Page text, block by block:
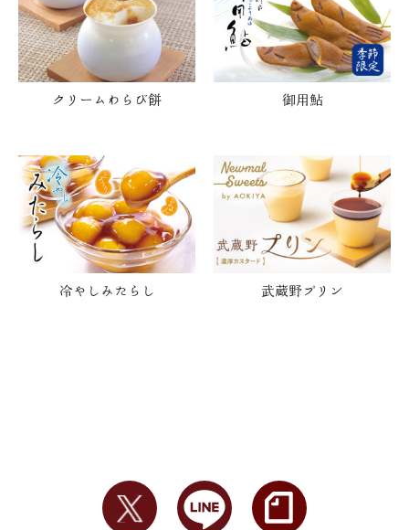
クリームわらび餅 御用鮎
冷やしみたらし 武蔵野プリン